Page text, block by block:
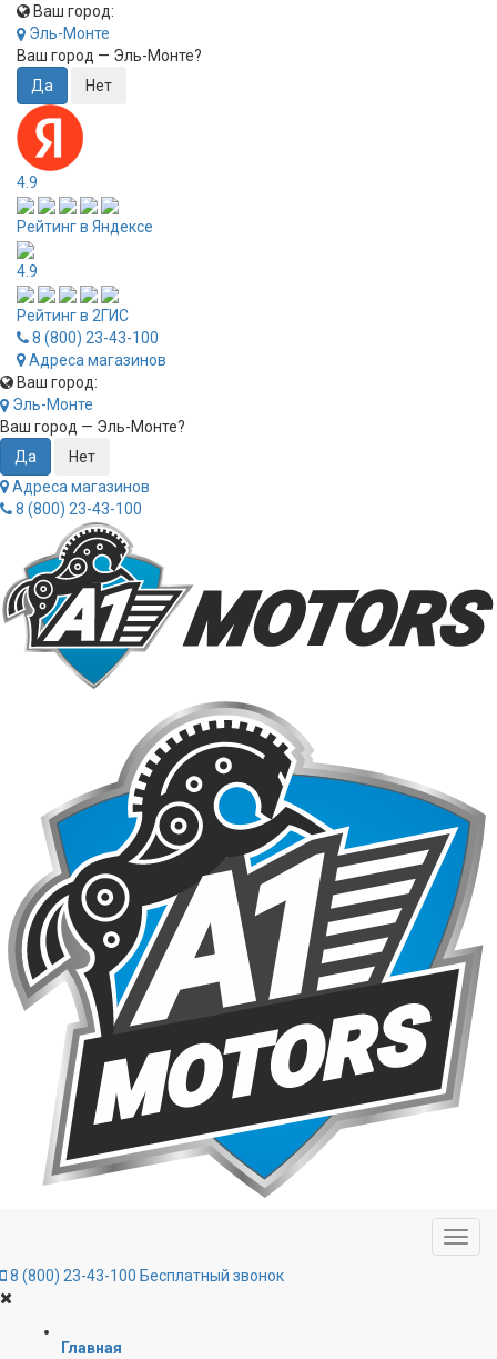
Ваш город:
Эль-Монте
Ваш город — Эль-Монте?
4.9
Рейтинг в Яндексе
4.9
Рейтинг в 2ГИС
8 (800) 23-43-100
Адреса магазинов
Ваш город:
Эль-Монте
Ваш город — Эль-Монте?
Адреса магазинов
8 (800) 23-43-100
8 (800) 23-43-100 Бесплатный звонок
Главная